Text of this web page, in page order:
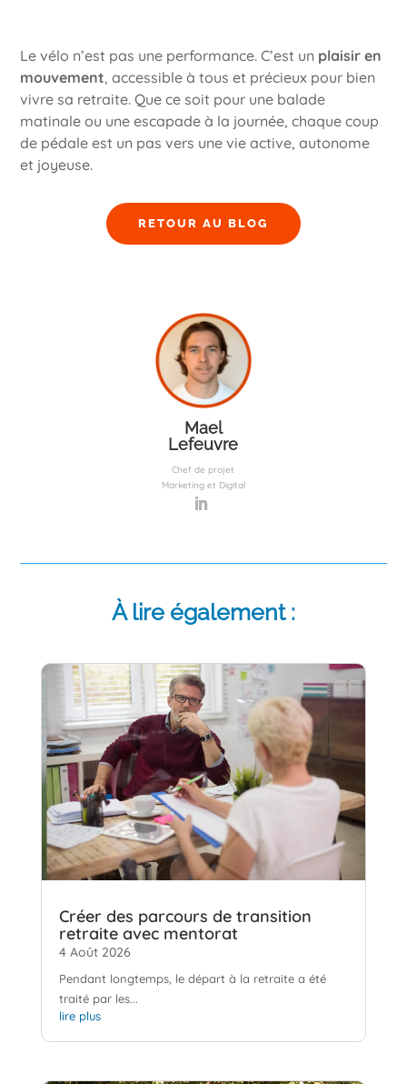
Le vélo n’est pas une performance. C’est un plaisir en
mouvement, accessible à tous et précieux pour bien
vivre sa retraite. Que ce soit pour une balade
matinale ou une escapade à la journée, chaque coup
de pédale est un pas vers une vie active, autonome
et joyeuse.
RETOUR AU BLOG
Mael
Lefeuvre
Chef de projet
Marketing et Digital
À lire également :
Créer des parcours de transition
retraite avec mentorat
4 Août 2026
Pendant longtemps, le départ à la retraite a été
traité par les...
lire plus